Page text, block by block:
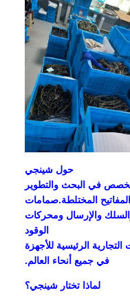
حول شينجي
في عام 2021، وتتخصص في البحث والتطوير
2000 نوع من المفاتيح المختلطة.صمامات
والإرسال ومحركات
الوقود
الرئيسية للأجهزة
في جميع أنحاء العالم.
لماذا تختار شينجي؟